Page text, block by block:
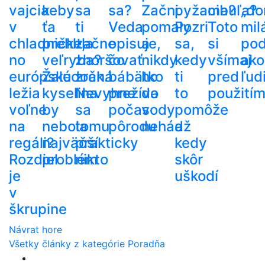
vajcia
v
chladničke,
no
európske
ležia
voľne
na
regáli?
Rozdiel
je
v
škrupine
keby
ťa
prehltla
veľryba?
Žalúdočná
kyselina
by
nebola
najväčší
problém
sa
ti
začne
zhoršovať
zrak.
Nevyhne
sa
tomu
prakticky
nikto
sa?
Veda
opisuje,
čo
bábätko
prežíva
počas
pôrodu
Začni
pomaly
a
nikdy
ho
do
vody
nehádž
pyžama?
Pozri
sa,
kedy
ti
to
pomôže
a
kedy
skôr
uškodí
cibuľa?
Toto
si
všímaj
pred
použitím
ako
Návrat hore
Všetky články z kategórie Poradňa